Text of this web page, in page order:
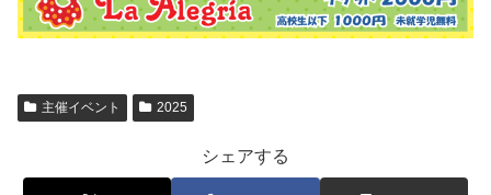
主催イベント 2025
シェアする